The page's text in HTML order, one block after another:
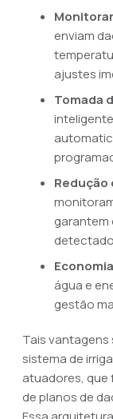
enviam
ajustes
Tomada
Redução
garantem
água e
gestão
Tais
sistema de
atuadores, que
de planos de